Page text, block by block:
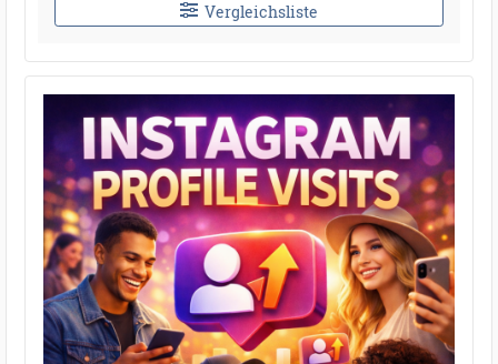
Vergleichsliste